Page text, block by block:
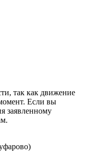
так как движение
Если вы
заявленному